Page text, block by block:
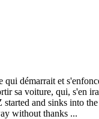
démarrait et
sa voiture, qui, s'en ira
and sinks into
without thanks ...